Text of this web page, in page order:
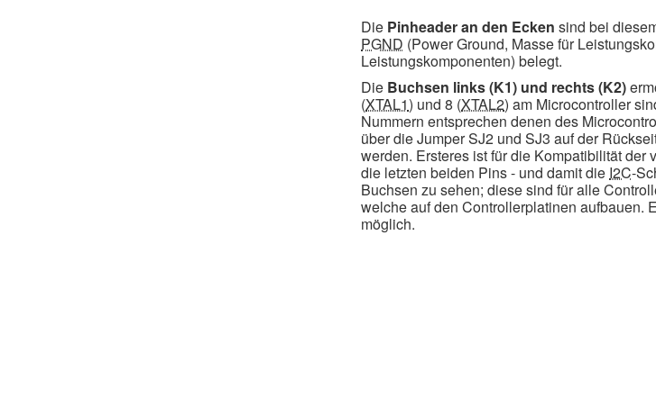
Die Pinheader an den Ecken sind bei
PGND (Power Ground, Masse für
Leistungskomponenten) belegt.
Die Buchsen links (K1) und rechts (K2)
(XTAL1) und 8 (XTAL2) am Microcontroller
Nummern entsprechen denen des
über die Jumper SJ2 und SJ3 auf der
werden. Ersteres ist für die Kompatibilität
die letzten beiden Pins - und damit die I2C-
Buchsen zu sehen; diese sind für alle
welche auf den Controllerplatinen aufbauen.
möglich.